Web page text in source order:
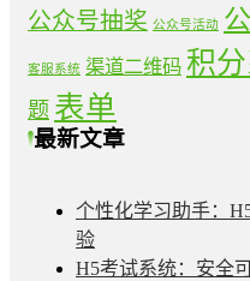
公众号抽奖 公众号活动
客服系统 渠道二维码 积
题 表单
最新文章
个性化学习助手：
验
H5考试系统：安全